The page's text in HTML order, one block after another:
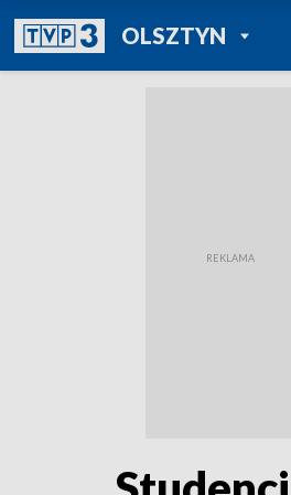
OLSZTYNPOWRÓT DO
TVP REGIONY